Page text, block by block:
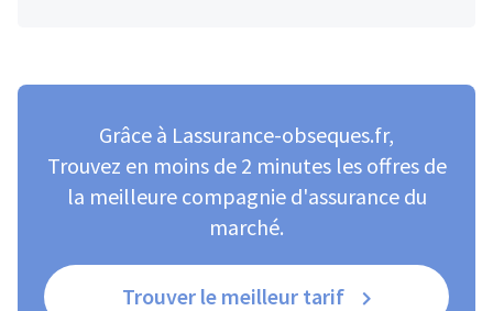
Grâce à Lassurance-obseques.fr,
Trouvez en moins de 2 minutes les offres de
la meilleure compagnie d'assurance du
marché.
Trouver le meilleur tarif